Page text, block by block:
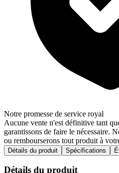
Notre promesse de service royal
Aucune vente n'est définitive tant
garantissons de faire le nécessaire.
ou rembourserons tout produit à
Détails du produit Spécifications
Détails du produit